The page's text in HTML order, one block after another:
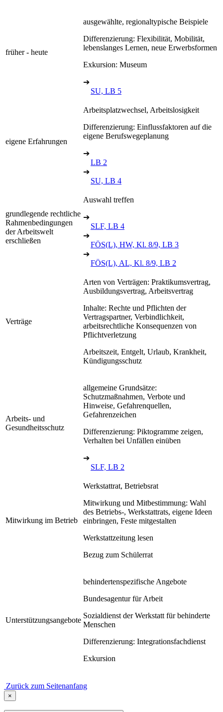
früher - heute
ausgewählte, regionaltypische Beispiele
Differenzierung: Flexibilität, Mobilität,
lebenslanges Lernen, neue Erwerbsformen
Exkursion: Museum
➔
SU, LB 5
eigene Erfahrungen
Arbeitsplatzwechsel, Arbeitslosigkeit
Differenzierung: Einflussfaktoren auf die
eigene Berufswegeplanung
➔
LB 2
➔
SU, LB 4
grundlegende rechtliche
Rahmenbedingungen
der Arbeitswelt
erschließen
Auswahl treffen
➔
SLF, LB 4
➔
FÖS(L), HW, Kl. 8/9, LB 3
➔
FÖS(L), AL, Kl. 8/9, LB 2
Verträge
Arten von Verträgen: Praktikumsvertrag,
Ausbildungsvertrag, Arbeitsvertrag
Inhalte: Rechte und Pflichten der
Vertragspartner, Verbindlichkeit,
arbeitsrechtliche Konsequenzen von
Pflichtverletzung
Arbeitszeit, Entgelt, Urlaub, Krankheit,
Kündigungsschutz
Arbeits- und
Gesundheitsschutz
allgemeine Grundsätze:
Schutzmaßnahmen, Verbote und
Hinweise, Gefahrenquellen,
Gefahrenzeichen
Differenzierung: Piktogramme zeigen,
Verhalten bei Unfällen einüben
➔
SLF, LB 2
Mitwirkung im Betrieb
Werkstattrat, Betriebsrat
Mitwirkung und Mitbestimmung: Wahl
des Betriebs-, Werkstattrats, eigene Ideen
einbringen, Feste mitgestalten
Werkstattzeitung lesen
Bezug zum Schülerrat
Unterstützungsangebote
behindertenspezifische Angebote
Bundesagentur für Arbeit
Sozialdienst der Werkstatt für behinderte
Menschen
Differenzierung: Integrationsfachdienst
Exkursion
Zurück zum Seitenanfang
×